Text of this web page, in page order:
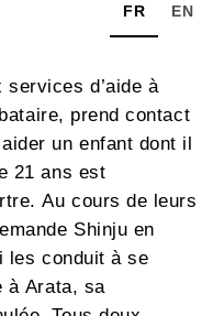
FR EN
d’aide à
prend contact
un enfant dont il
21 ans est
Au cours de leurs
Shinju en
les conduit à se
à Arata, sa